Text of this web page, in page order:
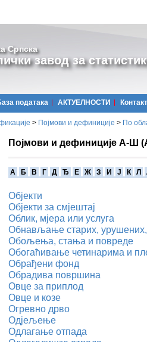
Српска
завод за
података АКТУЕЛНОСТИ Контакт
> Појмови и дефиниције > По
Појмови и дефиниције А-Ш
A Б В Г Д Ђ Е Ж З И Ј К Л
Објекти
Објекти за смјештај
Облик, мјера или услуга
Обнављање старих, урушених,
Обољења, стања и повреде
Обогаћивање четинарима и
Обрађени фонд
Обрадива површина
Овце за приплод
Овце и козе
Огревно дрво
Одјељење
Одлагање отпада